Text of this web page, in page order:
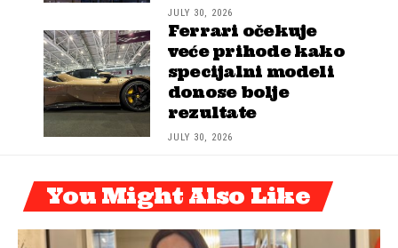
JULY 30, 2026
Ferrari očekuje
veće prihode kako
specijalni modeli
donose bolje
rezultate
JULY 30, 2026
You Might Also Like